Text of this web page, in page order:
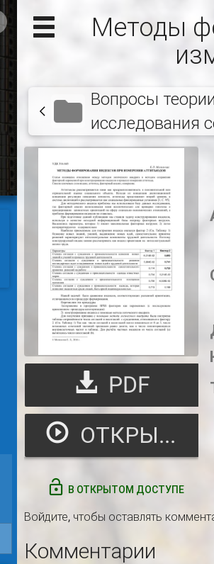
Методы
Вопросы
исследования
PDF
ОТКРЫТЬ
В ОТКРЫТОМ ДОСТУПЕ
Войдите, чтобы оставлять
Комментарии